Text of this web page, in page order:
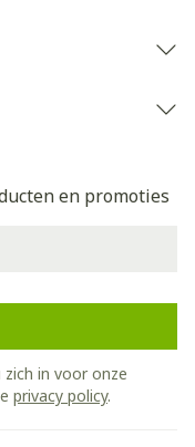
en promoties
in voor onze
privacy policy.